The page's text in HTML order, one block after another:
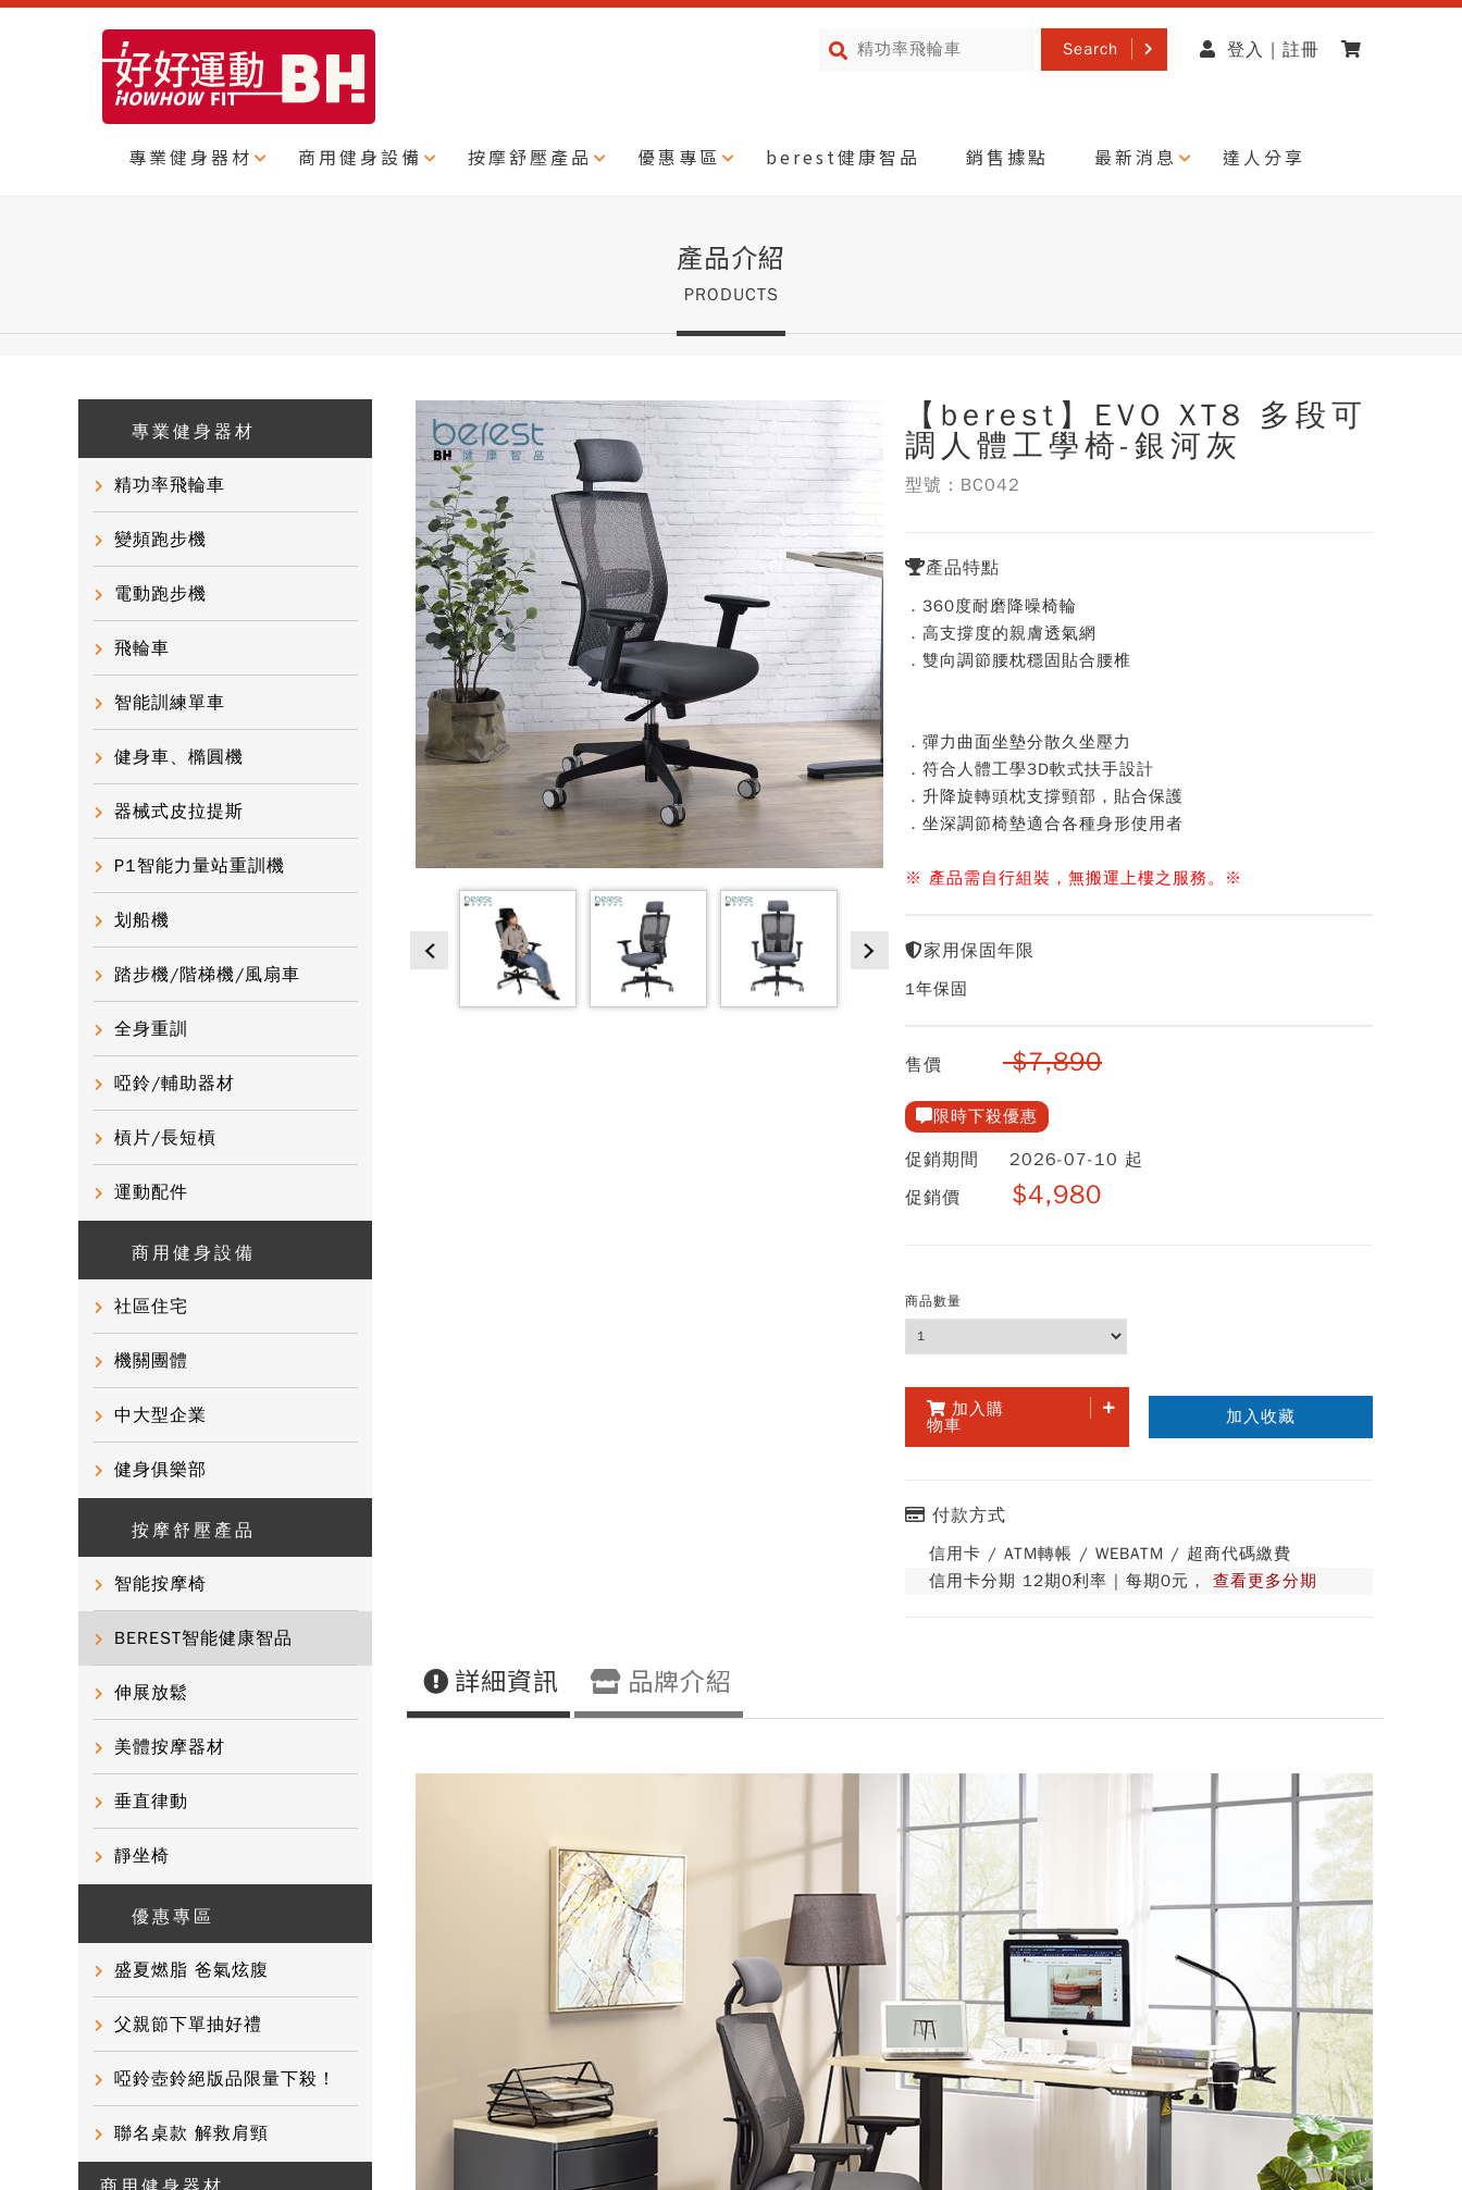
Search 登入 | 註冊
專業健身器材 商用健身設備 按摩舒壓產品 優惠專區 berest健康智品 銷售據點 最新消息 達人分享
產品介紹
PRODUCTS
專業健身器材
精功率飛輪車
變頻跑步機
電動跑步機
飛輪車
智能訓練單車
健身車、橢圓機
器械式皮拉提斯
P1智能力量站重訓機
划船機
踏步機/階梯機/風扇車
全身重訓
啞鈴/輔助器材
槓片/長短槓
運動配件
商用健身設備
社區住宅
機關團體
中大型企業
健身俱樂部
按摩舒壓產品
智能按摩椅
BEREST智能健康智品
伸展放鬆
美體按摩器材
垂直律動
靜坐椅
優惠專區
盛夏燃脂 爸氣炫腹
父親節下單抽好禮
啞鈴壺鈴絕版品限量下殺！
聯名桌款 解救肩頸
【berest】EVO XT8 多段可
調人體工學椅-銀河灰
型號：BC042
產品特點
．360度耐磨降噪椅輪
．高支撐度的親膚透氣網
．雙向調節腰枕穩固貼合腰椎
．彈力曲面坐墊分散久坐壓力
．符合人體工學3D軟式扶手設計
．升降旋轉頭枕支撐頸部，貼合保護
．坐深調節椅墊適合各種身形使用者
※ 產品需自行組裝，無搬運上樓之服務。 ※
家用保固年限
1年保固
售價 $7,890
限時下殺優惠
促銷期間
2026-07-10 起
促銷價
$4,980
商品數量
加入購
物車
加入收藏
付款方式
信用卡 / ATM轉帳 / WEBATM / 超商代碼繳費
信用卡分期 12期0利率 | 每期0元， 查看更多分期
詳細資訊 品牌介紹